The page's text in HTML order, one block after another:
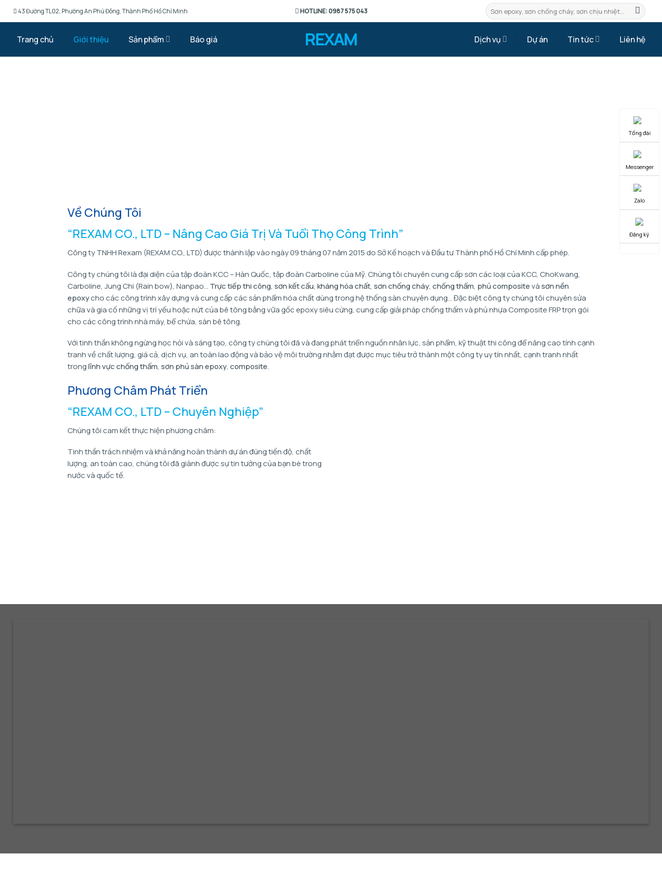
43 Đường TL02, Phường An Phú Đông, Thành Phố Hồ Chí Minh HOTLINE: 0987 575 043
Tìm
kiếm:
REXAM
Trang chủ Giới thiệu Sản phẩm Báo giá Dịch vụ Dự án Tin tức Liên hệ
Về Chúng Tôi
“REXAM CO., LTD – Nâng Cao Giá Trị Và Tuổi Thọ Công Trình”
Công ty TNHH Rexam (REXAM CO., LTD) được thành lập vào ngày 09 tháng 07 năm 2015 do Sở Kế hoạch và Đầu tư Thành phố Hồ Chí Minh cấp phép.
Công ty chúng tôi là đại diện của tập đoàn KCC – Hàn Quốc, tập đoàn Carboline của Mỹ. Chúng tôi chuyên cung cấp sơn các loại của KCC, ChoKwang,
Carboline, Jung Chi (Rain bow), Nanpao… Trực tiếp thi công, sơn kết cấu, kháng hóa chất, sơn chống cháy, chống thấm, phủ compositevàsơn nền
epoxycho các công trình xây dựng và cung cấp các sản phẩm hóa chất dùng trong hệ thống sàn chuyên dụng… Đặc biệt công ty chúng tôi chuyên sửa
chữa và gia cố những vị trí yếu hoặc nứt của bê tông bằng vữa gốc epoxy siêu cứng, cung cấp giải pháp chống thấm và phủ nhựa Composite FRP trọn gói
cho các công trình nhà máy, bể chứa, sàn bê tông.
Với tinh thần không ngừng học hỏi và sáng tạo, công ty chúng tôi đã và đang phát triển nguồn nhân lực, sản phẩm, kỹ thuật thi công để nâng cao tính cạnh
tranh về chất lượng, giá cả, dịch vụ, an toàn lao động và bảo vệ môi trường nhằm đạt được mục tiêu trở thành một công ty uy tín nhất, cạnh tranh nhất
tronglĩnh vực chống thấm, sơn phủ sàn epoxy, composite.
Phương Châm Phát Triển
“REXAM CO., LTD – Chuyên Nghiệp”
Chúng tôi cam kết thực hiện phương châm:
Tinh thần trách nhiệm và khả năng hoàn thành dự án đúng tiến độ, chất
lượng, an toàn cao, chúng tôi đã giành được sự tin tưởng của bạn bè trong
nước và quốc tế.
Tổng đài
Messenger
Zalo
Đăng ký